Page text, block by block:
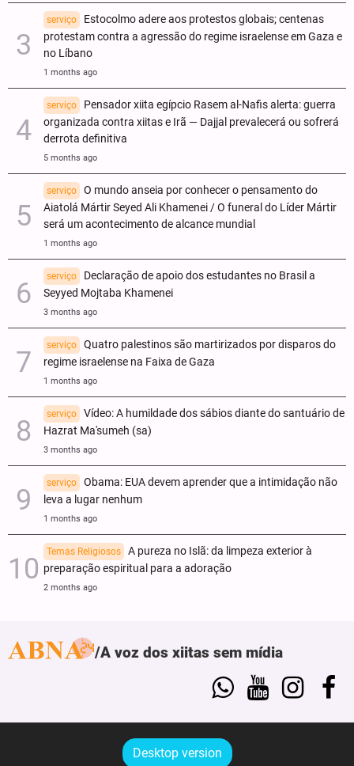
serviço
Estocolmo adere aos protestos globais; centenas
protestam contra a agressão do regime israelense em Gaza e
no Líbano
1 months ago
serviço
Pensador xiita egípcio Rasem al-Nafis alerta: guerra
organizada contra xiitas e Irã — Dajjal prevalecerá ou sofrerá
derrota definitiva
5 months ago
serviço
O mundo anseia por conhecer o pensamento do
Aiatolá Mártir Seyed Ali Khamenei / O funeral do Líder Mártir
será um acontecimento de alcance mundial
1 months ago
serviço
Declaração de apoio dos estudantes no Brasil a
Seyyed Mojtaba Khamenei
3 months ago
serviço
Quatro palestinos são martirizados por disparos do
regime israelense na Faixa de Gaza
1 months ago
serviço
Vídeo: A humildade dos sábios diante do santuário de
Hazrat Ma'sumeh (sa)
3 months ago
serviço
Obama: EUA devem aprender que a intimidação não
leva a lugar nenhum
1 months ago
Temas Religiosos
A pureza no Islã: da limpeza exterior à
preparação espiritual para a adoração
2 months ago
A voz dos xiitas sem mídia
Desktop version